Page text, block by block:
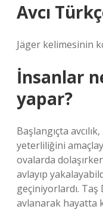
Avcı
Jäger kelimesinin
İnsanlar
yapar?
Başlangıçta
yeterliliğini
ovalarda
avlayıp
geçiniyorlardı. Taş
avlanarak hayatta